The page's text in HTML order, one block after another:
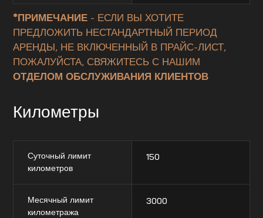
*ПРИМЕЧАНИЕ - ЕСЛИ ВЫ ХОТИТЕ
ПРЕДЛОЖИТЬ НЕСТАНДАРТНЫЙ ПЕРИОД
АРЕНДЫ, НЕ ВКЛЮЧЕННЫЙ В ПРАЙС-ЛИСТ,
ПОЖАЛУЙСТА, СВЯЖИТЕСЬ С НАШИМ
ОТДЕЛОМ ОБСЛУЖИВАНИЯ КЛИЕНТОВ
Километры
Суточный лимит
километров
150
Месячный лимит
километража
3000